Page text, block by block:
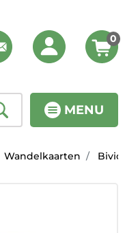
MENU
0
Wandelkaarten Bivio